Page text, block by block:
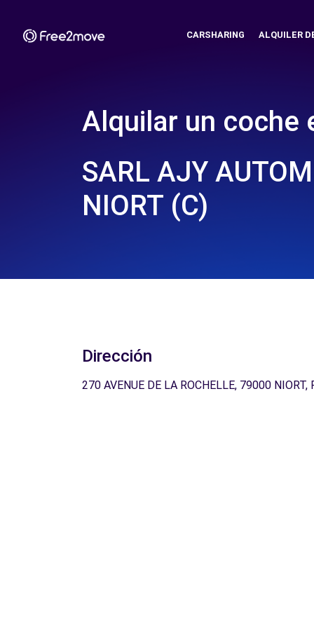
CARSHARING ALQUILER
Alquilar un coche
SARL AJY
NIORT (C)
Dirección
270 AVENUE DE LA ROCHELLE, 79000 NIORT,